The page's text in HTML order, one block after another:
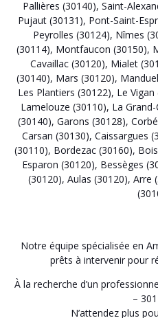
Pallières (30140), Saint-
Pujaut (30131), Pont-Saint-
Peyrolles (30124), Nîmes
(30114), Montfaucon (30150),
Cavaillac (30120), Mialet
(30140), Mars (30120),
Les Plantiers (30122), Le Vigan
Lamelouze (30110), La
(30140), Garons (30128),
Carsan (30130), Caissargues
(30110), Bordezac (30160),
Esparon (30120), Bessèges
(30120), Aulas (30120), Arre
Notre équipe spécialisée en
prêts à intervenir pour
À la recherche d’un
–
N’attendez plus